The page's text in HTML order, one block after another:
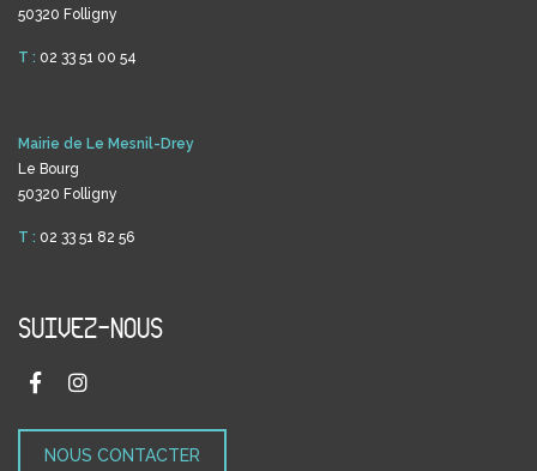
50320 Folligny
T : 02 33 51 00 54
Mairie de Le Mesnil-Drey
Le Bourg
50320 Folligny
T : 02 33 51 82 56
SUIVEZ-NOUS
NOUS CONTACTER